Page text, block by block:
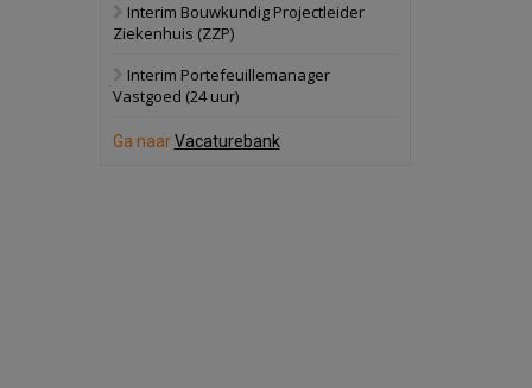
17 september 2026
17 september 2026
Voormalig
Interim Bouwkundig Projectleider
Ziekenhuis (ZZP)
Interim Portefeuillemanager
Vastgoed (24 uur)
Ga naarVacaturebank